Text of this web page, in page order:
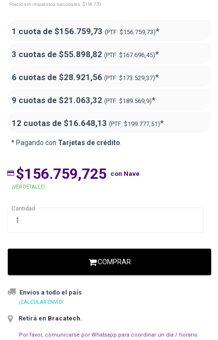
Precio sin impuestos nacionales: $118.770
1 cuota de $156.759,73 (PTF: $156.759,73)*
3 cuotas de $55.898,82 (PTF: $167.696,45)*
6 cuotas de $28.921,56 (PTF: $173.529,37)*
9 cuotas de $21.063,32 (PTF: $189.569,9)*
12 cuotas de $16.648,13 (PTF: $199.777,51)*
* Pagando con Tarjetas de crédito.
$156.759,725 con Nave
¡VER DETALLE!
Cantidad
COMPRAR
Envíos a todo el país
¡CALCULAR ENVÍO!
Retirá en Bracatech.
Por favor, comunicarse por Whatsapp para coordinar un día / horario